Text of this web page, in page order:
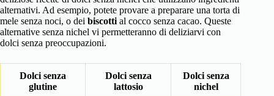
alternativi. Ad esempio, potete provare a preparare una torta di
mele senza noci, o dei biscotti al cocco senza cacao. Queste
alternative senza nichel vi permetteranno di deliziarvi con
dolci senza preoccupazioni.
Dolci senza
glutine
Dolci senza
lattosio
Dolci senza
nichel